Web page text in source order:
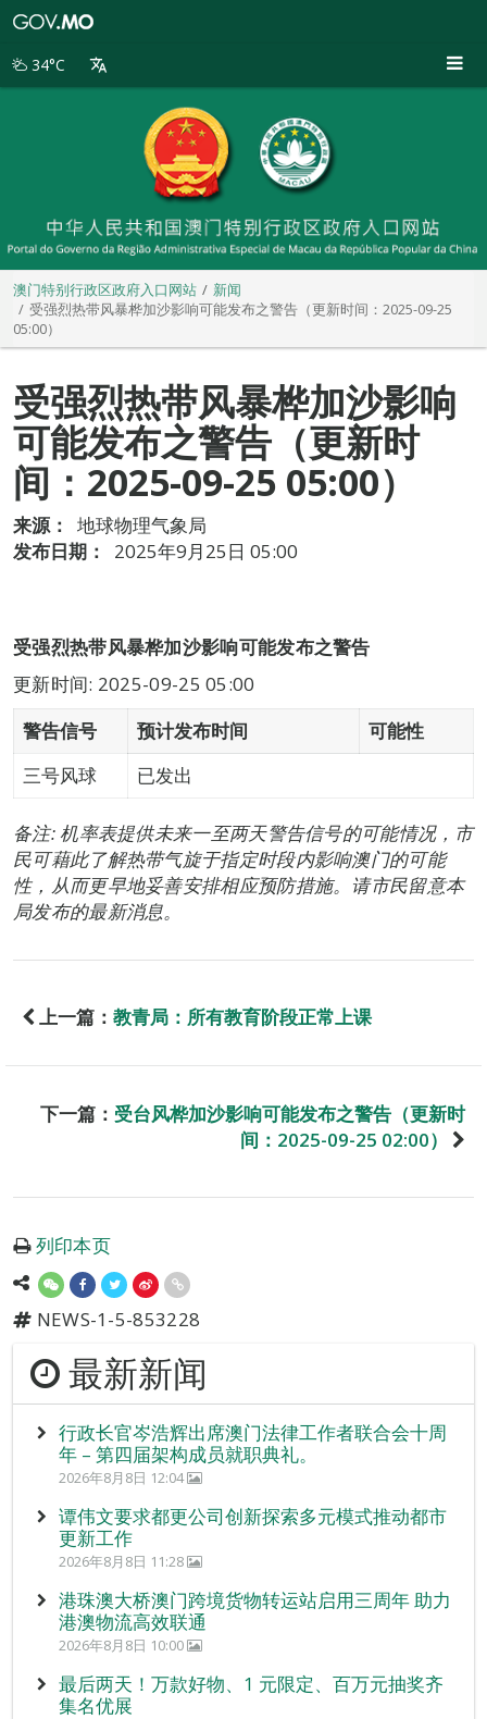
别
34°C
澳门特别行政区政府入口网站
新闻
受强烈热带风暴桦加沙影响可能发布之警告（更新时间：2025-09-25
05:00）
受强烈热带风暴桦加沙影响
可能发布之警告（更新时
间：2025-09-25 05:00）
来源：
地球物理气象局
发布日期：
2025年9月25日 05:00
受强烈热带风暴桦加沙影响可能发布之警告
更新时间: 2025-09-25 05:00
警告信号
预计发布时间
可能性
三号风球
已发出
备注: 机率表提供未来一至两天警告信号的可能情况，市
民可藉此了解热带气旋于指定时段内影响澳门的可能
性，从而更早地妥善安排相应预防措施。请市民留意本
局发布的最新消息。
上一篇： 教青局：所有教育阶段正常上课
下一篇： 受台风桦加沙影响可能发布之警告（更新时
间：2025-09-25 02:00）
列印本页
NEWS-1-5-853228
最新新闻
行政长官岑浩辉出席澳门法律工作者联合会十周
年 – 第四届架构成员就职典礼。
2026年8月8日 12:04
谭伟文要求都更公司创新探索多元模式推动都市
更新工作
2026年8月8日 11:28
港珠澳大桥澳门跨境货物转运站启用三周年 助力
港澳物流高效联通
2026年8月8日 10:00
最后两天！万款好物、1 元限定、百万元抽奖齐
集名优展